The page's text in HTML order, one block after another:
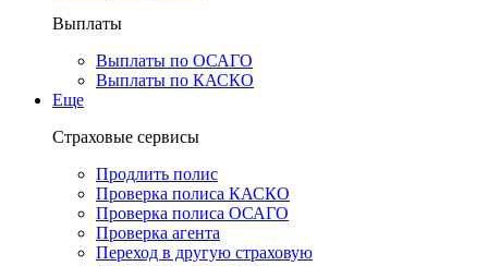
Выплаты
Выплаты по ОСАГО
Выплаты по КАСКО
Еще
Страховые сервисы
Продлить полис
Проверка полиса КАСКО
Проверка полиса ОСАГО
Проверка агента
Переход в другую страховую